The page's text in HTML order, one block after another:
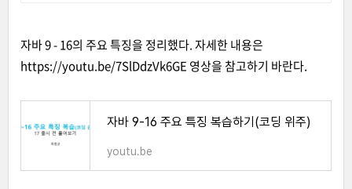
자바 9 - 16의 주요 특징을 정리했다. 자세한 내용은
https://youtu.be/7SlDdzVk6GE 영상을 참고하기 바란다.
자바 9-16 주요 특징 복습하기(코딩 위주)
youtu.be